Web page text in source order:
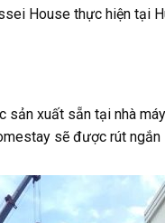
House thực hiện tại
xuất sẵn tại nhà
sẽ được rút ngắn